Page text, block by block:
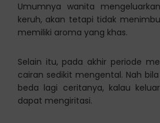
Umumnya wanita
keruh, akan tetapi tidak
memiliki aroma yang khas.
Selain itu, pada akhir periode
cairan sedikit mengental. Nah
beda lagi ceritanya, kalau
dapat mengiritasi.